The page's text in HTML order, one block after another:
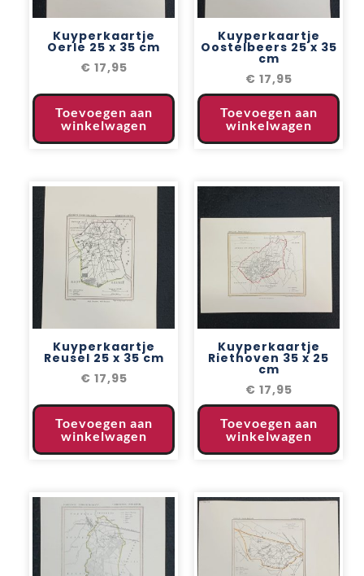
Kuyperkaartje
Oerle 25 x 35 cm
€ 17,95
Toevoegen aan
winkelwagen
Kuyperkaartje
Oostelbeers 25 x 35
cm
€ 17,95
Toevoegen aan
winkelwagen
Kuyperkaartje
Reusel 25 x 35 cm
€ 17,95
Toevoegen aan
winkelwagen
Kuyperkaartje
Riethoven 35 x 25
cm
€ 17,95
Toevoegen aan
winkelwagen